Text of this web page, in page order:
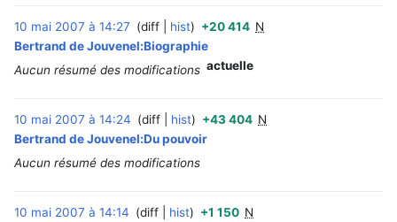
10 mai 2007 à 14:27 diff hist +20 414 N
Bertrand de Jouvenel:Biographie
Aucun résumé des modifications actuelle
10 mai 2007 à 14:24 diff hist +43 404 N
Bertrand de Jouvenel:Du pouvoir
Aucun résumé des modifications
10 mai 2007 à 14:14 diff hist +1 150 N